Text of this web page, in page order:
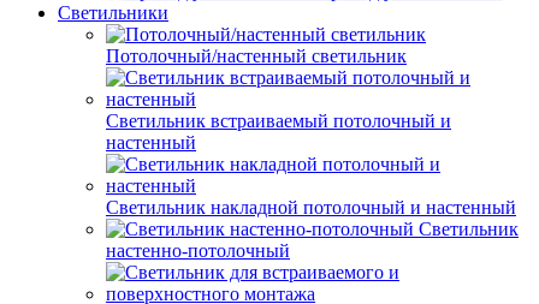
Светильники
Потолочный/настенный светильник
Светильник встраиваемый потолочный и
настенный
Светильник накладной потолочный и настенный
Светильник
настенно-потолочный